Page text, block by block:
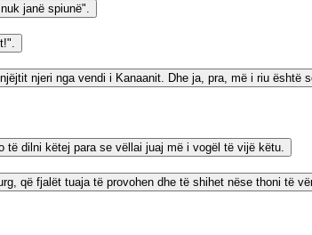
janë spiunë".
njeri nga vendi i Kanaanit. Dhe ja, pra, më i riu është
dilni këtej para se vëllai juaj më i vogël të vijë këtu.
që fjalët tuaja të provohen dhe të shihet nëse thoni të